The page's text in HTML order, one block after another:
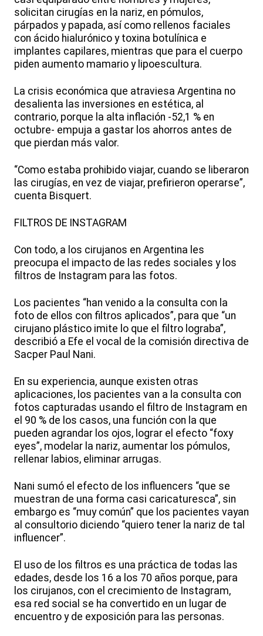
solicitan cirugías en la nariz, en pómulos,
párpados y papada, así como rellenos faciales
con ácido hialurónico y toxina botulínica e
implantes capilares, mientras que para el cuerpo
piden aumento mamario y lipoescultura.
La crisis económica que atraviesa Argentina no
desalienta las inversiones en estética, al
contrario, porque la alta inflación -52,1 % en
octubre- empuja a gastar los ahorros antes de
que pierdan más valor.
“Como estaba prohibido viajar, cuando se liberaron
las cirugías, en vez de viajar, prefirieron operarse”,
cuenta Bisquert.
FILTROS DE INSTAGRAM
Con todo, a los cirujanos en Argentina les
preocupa el impacto de las redes sociales y los
filtros de Instagram para las fotos.
Los pacientes “han venido a la consulta con la
foto de ellos con filtros aplicados”, para que “un
cirujano plástico imite lo que el filtro lograba”,
describió a Efe el vocal de la comisión directiva de
Sacper Paul Nani.
En su experiencia, aunque existen otras
aplicaciones, los pacientes van a la consulta con
fotos capturadas usando el filtro de Instagram en
el 90 % de los casos, una función con la que
pueden agrandar los ojos, lograr el efecto “foxy
eyes”, modelar la nariz, aumentar los pómulos,
rellenar labios, eliminar arrugas.
Nani sumó el efecto de los influencers “que se
muestran de una forma casi caricaturesca”, sin
embargo es “muy común” que los pacientes vayan
al consultorio diciendo “quiero tener la nariz de tal
influencer”.
El uso de los filtros es una práctica de todas las
edades, desde los 16 a los 70 años porque, para
los cirujanos, con el crecimiento de Instagram,
esa red social se ha convertido en un lugar de
encuentro y de exposición para las personas.